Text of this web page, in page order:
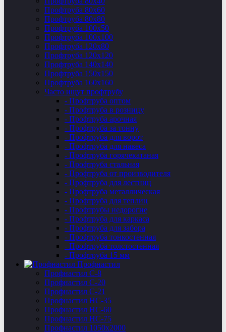
Профтруба 80х60
Профтруба 80х80
Профтруба 100х50
Профтруба 100х100
Профтруба 120х80
Профтруба 120х120
Профтруба 140х140
Профтруба 150х150
Профтруба 160х160
Часто ищут профтрубу
- Профтруба оптом
- Профтруба в розницу
- Профтруба арочная
- Профтруба за тонну
- Профтруба для ворот
- Профтруба для навеса
- Профтруба горячекатаная
- Профтруба стальная
- Профтруба от производителя
- Профтруба для лестниц
- Профтруба металлическая
- Профтруба для теплиц
- Профтрубы недорогие
- Профтруба для каркаса
- Профтруба для забора
- Профтруба тонкостенная
- Профтруба толстостенная
- Профтруба 15 мм
Профнастил
Профнастил C-8
Профнастил С-20
Профнастил C-21
Профнастил НС-35
Профнастил НС-60
Профнастил НС-75
Профнастил 1050х2000